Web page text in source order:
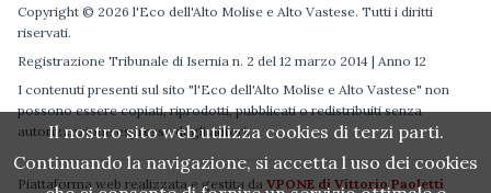
Copyright © 2026 l'Eco dell'Alto Molise e Alto Vastese. Tutti i diritti
riservati.
Registrazione Tribunale di Isernia n. 2 del 12 marzo 2014 | Anno 12
I contenuti presenti sul sito "l'Eco dell'Alto Molise e Alto Vastese" non
possono essere copiati, riprodotti, pubblicati o redistribuiti senza
autorizzazione espressa degli autori.
Piattaforma web realizzata e gestita da VPONE di Vittorio Paoletti
Il nostro sito web utilizza cookies di terzi parti.
Continuando la navigazione, si accetta l uso dei cookies